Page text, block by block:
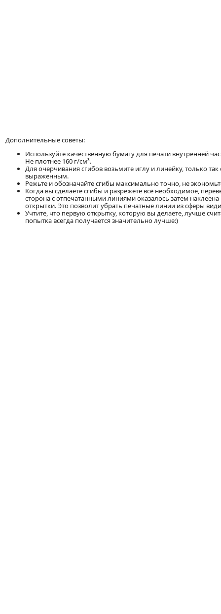
Дополнительные советы:
Используйте качественную бумагу для печати внутренней
Не плотнее 160 г/см³.
Для очерчивания сгибов возьмите иглу и линейку, только так
выраженным.
Режьте и обозначайте сгибы максимально точно, не
Когда вы сделаете сгибы и разрежете всё необходимое,
сторона с отпечатанными линиями оказалось затем
открытки. Это позволит убрать печатные линии из сферы
Учтите, что первую открытку, которую вы делаете, лучше
попытка всегда получается значительно лучше:)